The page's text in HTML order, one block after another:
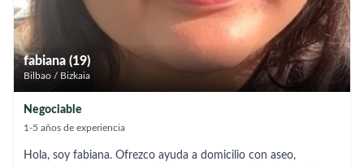
fabiana (19)
Bilbao / Bizkaia
Negociable
1-5 años de experiencia
Hola, soy fabiana. Ofrezco ayuda a domicilio con aseo,